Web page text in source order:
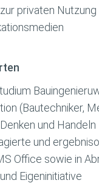
privaten Nutzung
(Bautechniker,
und Handeln
und
Office sowie in
Eigeninitiative